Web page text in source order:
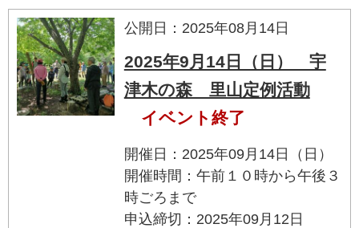
公開日：2025年08月14日
2025年9月14日（日） 宇
津木の森 里山定例活動
イベント終了
開催日：2025年09月14日（日）
開催時間：午前１０時から午後３
時ごろまで
申込締切：2025年09月12日